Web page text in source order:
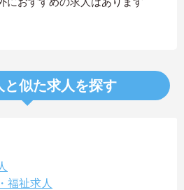
と似た求人を探す
福祉求人